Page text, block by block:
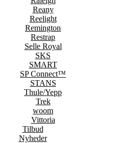
Reany
Reelight
Remington
Restrap
Selle Royal
SKS
SMART
SP Connect™
STANS
Thule/Yepp
Trek
woom
Vittoria
Tilbud
Nyheder